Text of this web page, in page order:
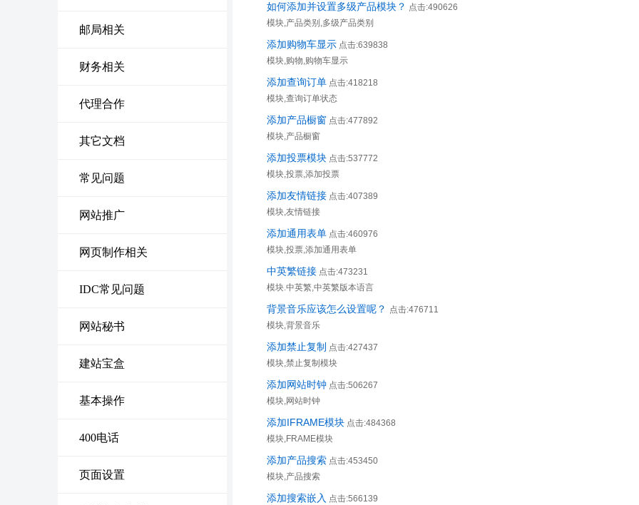
邮局相关
财务相关
代理合作
其它文档
常见问题
网站推广
网页制作相关
IDC常见问题
网站秘书
建站宝盒
基本操作
400电话
页面设置
如何添加并设置多级产品模块？ 点击:490626
模块,产品类别,多级产品类别
添加购物车显示 点击:639838
模块,购物,购物车显示
添加查询订单 点击:418218
模块,查询订单状态
添加产品橱窗 点击:477892
模块,产品橱窗
添加投票模块 点击:537772
模块,投票,添加投票
添加友情链接 点击:407389
模块,友情链接
添加通用表单 点击:460976
模块,投票,添加通用表单
中英繁链接 点击:473231
模块.中英繁,中英繁版本语言
背景音乐应该怎么设置呢？ 点击:476711
模块,背景音乐
添加禁止复制 点击:427437
模块,禁止复制模块
添加网站时钟 点击:506267
模块,网站时钟
添加IFRAME模块 点击:484368
模块,FRAME模块
添加产品搜索 点击:453450
模块,产品搜索
添加搜索嵌入 点击:566139